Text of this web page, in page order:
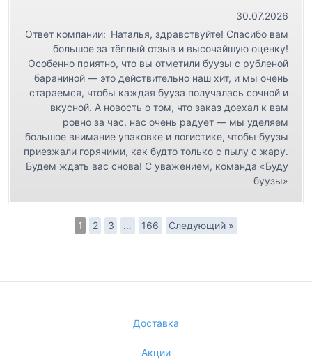
30.07.2026
Ответ компании: Наталья, здравствуйте! Спасибо вам
большое за тёплый отзыв и высочайшую оценку!
Особенно приятно, что вы отметили буузы с рубленой
бараниной — это действительно наш хит, и мы очень
стараемся, чтобы каждая бууза получалась сочной и
вкусной. А новость о том, что заказ доехал к вам
ровно за час, нас очень радует — мы уделяем
большое внимание упаковке и логистике, чтобы буузы
приезжали горячими, как будто только с пылу с жару.
Будем ждать вас снова! С уважением, команда «Буду
буузы»
1 2 3 … 166 Следующий »
Доставка
Акции